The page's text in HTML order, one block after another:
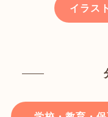
イラス